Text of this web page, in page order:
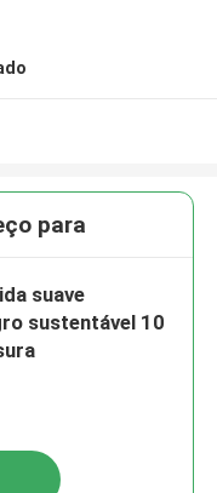
para
suave
sustentável 10